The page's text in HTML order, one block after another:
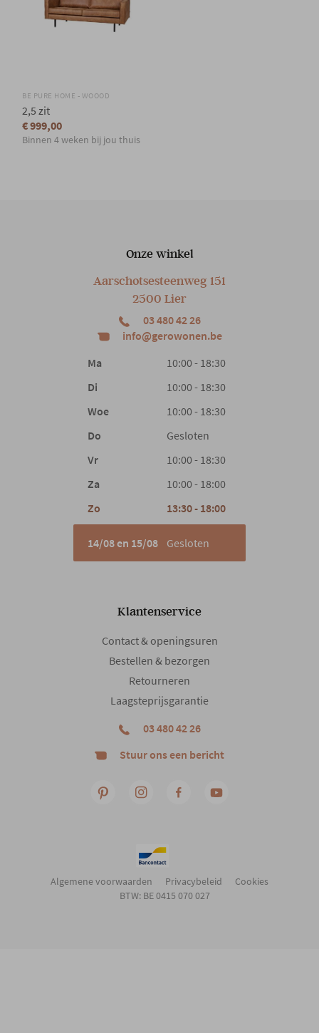
BE PURE HOME - WOOOD
2,5 zit
€ 999,00
Binnen 4 weken bij jou thuis
Onze winkel
Aarschotsesteenweg 151
2500 Lier
03 480 42 26
info@gerowonen.be
Ma
10:00 - 18:30
Di
10:00 - 18:30
Woe
10:00 - 18:30
Do
Gesloten
Vr
10:00 - 18:30
Za
10:00 - 18:00
Zo
13:30 - 18:00
14/08 en 15/08 Gesloten
Klantenservice
Contact & openingsuren
Bestellen & bezorgen
Retourneren
Laagsteprijsgarantie
03 480 42 26
Stuur ons een bericht
Algemene voorwaarden Privacybeleid
Cookies
BTW: BE 0415 070 027